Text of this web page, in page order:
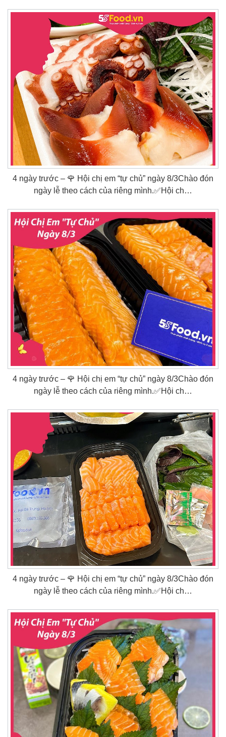
4 ngày trước – 🌹 Hội chị em “tự chủ” ngày 8/3Chào đón
ngày lễ theo cách của riêng mình.✅Hội ch…
4 ngày trước – 🌹 Hội chị em “tự chủ” ngày 8/3Chào đón
ngày lễ theo cách của riêng mình.✅Hội ch…
4 ngày trước – 🌹 Hội chị em “tự chủ” ngày 8/3Chào đón
ngày lễ theo cách của riêng mình.✅Hội ch…